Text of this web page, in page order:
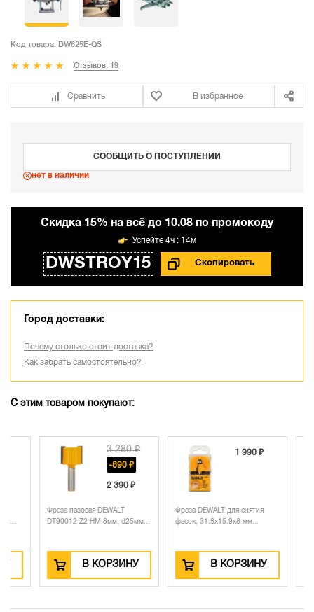
Код товара: DW625E-QS
Отзывов: 19
Сравнить В избранное
СООБЩИТЬ О ПОСТУПЛЕНИИ
нет в наличии
Cкидка 15% на всё до 10.08 по промокоду
DWSTROY15
4ч : 14м
Город доставки:
Почему столько стоит доставка?
Как забрать самостоятельно?
С этим товаром покупают:
3 280 ₽
2 390 ₽
Фреза пазовая DEWALT
DT90012 Z2 HM 8мм, d25мм...
В КОРЗИНУ
1 990 ₽
Фреза DEWALT для снятия
фасок, 31.8х15.9х8 мм...
В КОРЗИНУ